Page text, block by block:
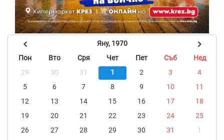
Яну, 1970
Пон
Вто Сря Чет Пет Съб
Нед
29
30 31 1 2 3
4
5
6 7 8 9 10
11
12
13 14 15 16 17
18
19
20 21 22 23 24
25
26
27 28 29 30 31
1